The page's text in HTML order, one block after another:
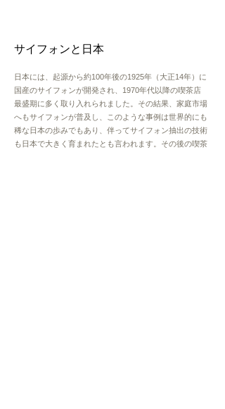
サイフォンと日本
日本には、起源から約100年後の1925年（大正14年）に
国産のサイフォンが開発され、 1970年代以降の喫茶店
最盛期に多く取り入れられました。その結果、家庭市場
へもサイフォンが普及し、このような事例は世界的にも
稀な日本の歩みでもあり、伴ってサイフォン抽出の技術
も日本で大きく育まれたとも言われます。 その後の喫茶